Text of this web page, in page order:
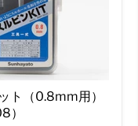
ト（0.8mm用）
）